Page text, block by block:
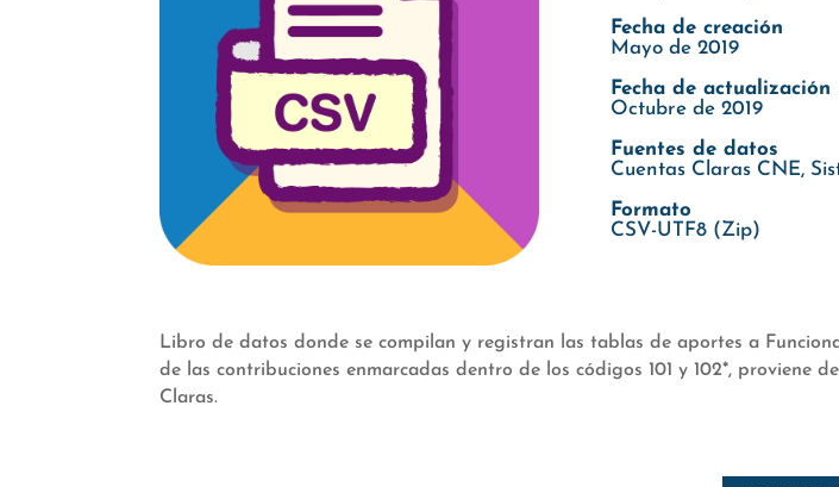
Fecha de creación
Mayo de 2019
Fecha de actualización
Octubre de 2019
Fuentes de datos
Cuentas Claras CNE,
Formato
CSV-UTF8 (Zip)
Libro de datos donde se compilan y registran las tablas de aportes a
de las contribuciones enmarcadas dentro de los códigos 101 y 102*, proviene
Claras.